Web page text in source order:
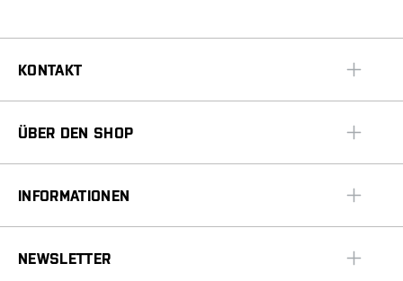
KONTAKT
ÜBER DEN SHOP
INFORMATIONEN
NEWSLETTER